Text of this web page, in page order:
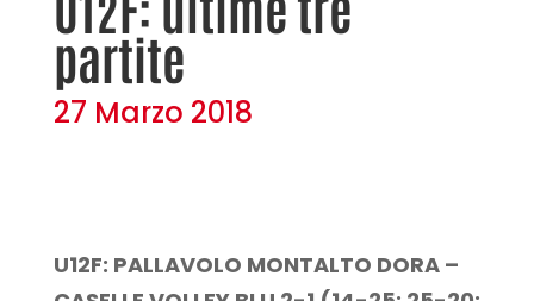
partite
27 Marzo 2018
U12F: PALLAVOLO MONTALTO DORA –